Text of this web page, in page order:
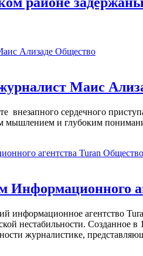
Общество
Маис
внезапного сердечного
и глубоким
Общество
Информационного
информационное агентство
нестабильности. Созданное
журналистике,